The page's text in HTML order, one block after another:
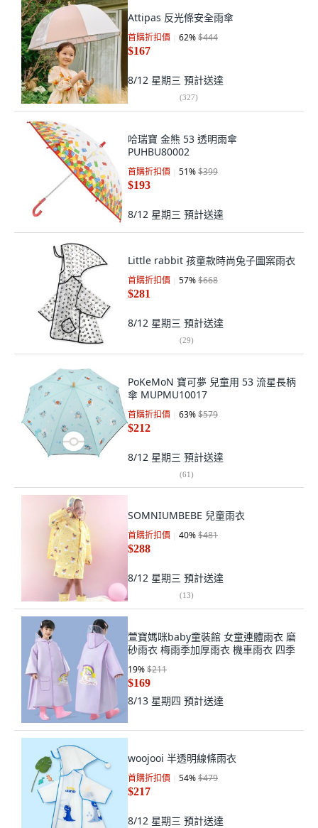
Attipas 反光條安全雨傘
首購折扣價 62%$444
$167
8/12 星期三 預計送達
(327)
哈瑞寶 金熊 53 透明雨傘
PUHBU80002
首購折扣價 51%$399
$193
8/12 星期三 預計送達
Little rabbit 孩童款時尚兔子圖案雨衣
首購折扣價 57%$668
$281
8/12 星期三 預計送達
(29)
PoKeMoN 寶可夢 兒童用 53 流星長柄
傘 MUPMU10017
首購折扣價 63%$579
$212
8/12 星期三 預計送達
(61)
SOMNIUMBEBE 兒童雨衣
首購折扣價 40%$481
$288
8/12 星期三 預計送達
(13)
萱寶媽咪baby童裝館 女童連體雨衣 磨
砂雨衣 梅雨季加厚雨衣 機車雨衣 四季
19%$211
$169
8/13 星期四 預計送達
woojooi 半透明線條雨衣
首購折扣價 54%$479
$217
8/12 星期三 預計送達